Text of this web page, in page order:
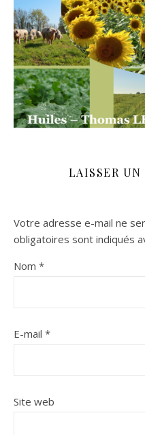
LAISSER UN
Votre adresse e-mail ne
obligatoires sont indiqués
Nom *
E-mail *
Site web